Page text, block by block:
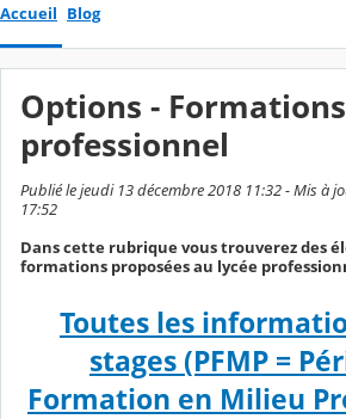
Accueil Blog
Options -
professionnel
Publié le jeudi 13 décembre 2018 11:32 - Mis à
17:52
Dans cette rubrique vous trouverez des
formations proposées au lycée
Toutes les
stages (PFMP =
Formation en Milieu